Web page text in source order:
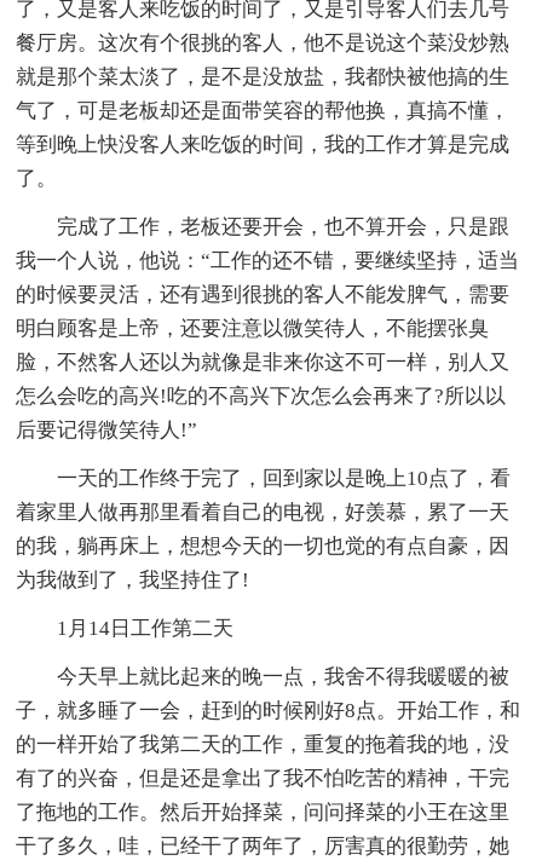
了，又是客人来吃饭的时间了，又是引导客人们去几号
餐厅房。这次有个很挑的客人，他不是说这个菜没炒熟
就是那个菜太淡了，是不是没放盐，我都快被他搞的生
气了，可是老板却还是面带笑容的帮他换，真搞不懂，
等到晚上快没客人来吃饭的时间，我的工作才算是完成
了。
完成了工作，老板还要开会，也不算开会，只是跟
我一个人说，他说：“工作的还不错，要继续坚持，适当
的时候要灵活，还有遇到很挑的客人不能发脾气，需要
明白顾客是上帝，还要注意以微笑待人，不能摆张臭
脸，不然客人还以为就像是非来你这不可一样，别人又
怎么会吃的高兴!吃的不高兴下次怎么会再来了?所以以
后要记得微笑待人!”
一天的工作终于完了，回到家以是晚上10点了，看
着家里人做再那里看着自己的电视，好羡慕，累了一天
的我，躺再床上，想想今天的一切也觉的有点自豪，因
为我做到了，我坚持住了!
1月14日工作第二天
今天早上就比起来的晚一点，我舍不得我暖暖的被
子，就多睡了一会，赶到的时候刚好8点。开始工作，和
的一样开始了我第二天的工作，重复的拖着我的地，没
有了的兴奋，但是还是拿出了我不怕吃苦的精神，干完
了拖地的工作。然后开始择菜，问问择菜的小王在这里
干了多久，哇，已经干了两年了，厉害真的很勤劳，她